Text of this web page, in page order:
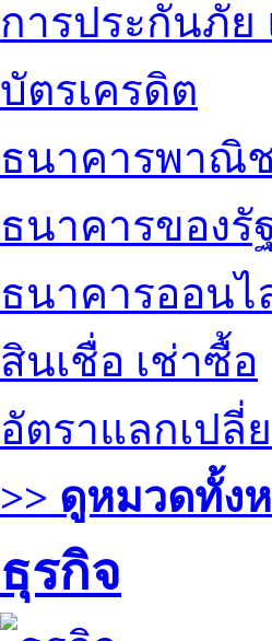
การประกันภั
บัตรเครดิต
ธนาคารพาณิ
ธนาคารของรั
ธนาคารออนไ
สินเชื่อ เช่าซื้อ
อัตราแลกเปลี่
>> ดูหมวดทั้ง
ธุรกิจ